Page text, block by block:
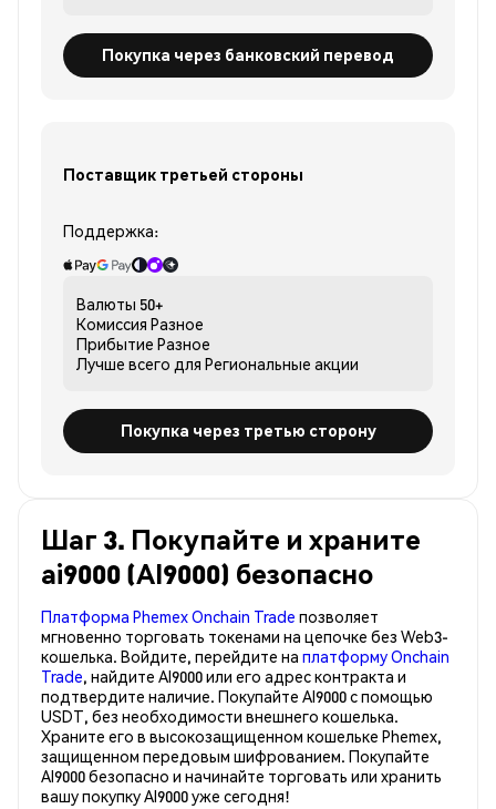
Покупка через банковский перевод
Поставщик третьей стороны
Поддержка:
Валюты 50+
Комиссия Разное
Прибытие Разное
Лучше всего для Региональные акции
Покупка через третью сторону
Шаг 3. Покупайте и храните
ai9000 (AI9000) безопасно
Платформа Phemex Onchain Trade позволяет
мгновенно торговать токенами на цепочке без Web3-
кошелька. Войдите, перейдите на платформу Onchain
Trade, найдите AI9000 или его адрес контракта и
подтвердите наличие. Покупайте AI9000 с помощью
USDT, без необходимости внешнего кошелька.
Храните его в высокозащищенном кошельке Phemex,
защищенном передовым шифрованием. Покупайте
AI9000 безопасно и начинайте торговать или хранить
вашу покупку AI9000 уже сегодня!